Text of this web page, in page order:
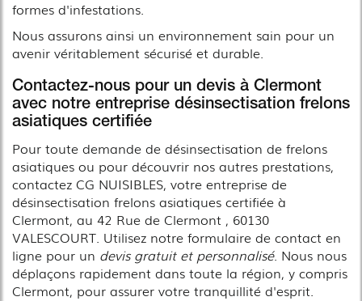
formes d'infestations.
Nous assurons ainsi un environnement sain pour un
avenir véritablement sécurisé et durable.
Contactez-nous pour un devis à Clermont
avec notre entreprise désinsectisation frelons
asiatiques certifiée
Pour toute demande de désinsectisation de frelons
asiatiques ou pour découvrir nos autres prestations,
contactez CG NUISIBLES, votre entreprise de
désinsectisation frelons asiatiques certifiée à
Clermont, au 42 Rue de Clermont , 60130
VALESCOURT. Utilisez notre formulaire de contact en
ligne pour un devis gratuit et personnalisé. Nous nous
déplaçons rapidement dans toute la région, y compris
Clermont, pour assurer votre tranquillité d'esprit.